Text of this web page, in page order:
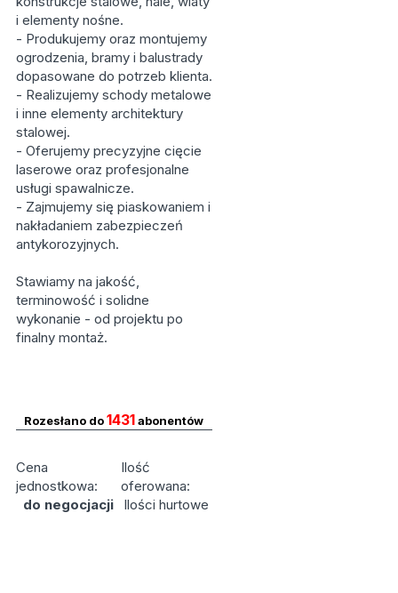
i elementy nośne.
- Produkujemy oraz montujemy
ogrodzenia, bramy i balustrady
dopasowane do potrzeb klienta.
- Realizujemy schody metalowe
i inne elementy architektury
stalowej.
- Oferujemy precyzyjne cięcie
laserowe oraz profesjonalne
usługi spawalnicze.
- Zajmujemy się piaskowaniem i
nakładaniem zabezpieczeń
antykorozyjnych.
Stawiamy na jakość,
terminowość i solidne
wykonanie - od projektu po
finalny montaż.
Rozesłano do1431abonentów
Cena
jednostkowa:
do negocjacji
Ilość
oferowana:
Ilości hurtowe